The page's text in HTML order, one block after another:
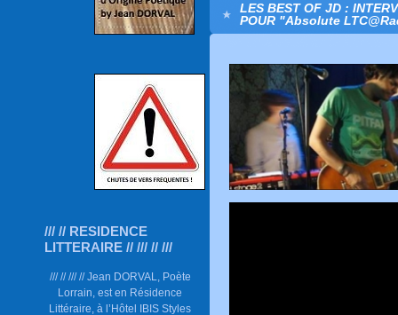
/// // RESIDENCE
LITTERAIRE // /// // ///
/// // /// // Jean DORVAL, Poète
Lorrain, est en Résidence
Littéraire, à l’Hôtel IBIS Styles
LES BEST OF JD :
POUR "Absolute